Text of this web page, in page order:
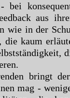
bei
aus
wie in der
die kaum
bringt
mag -